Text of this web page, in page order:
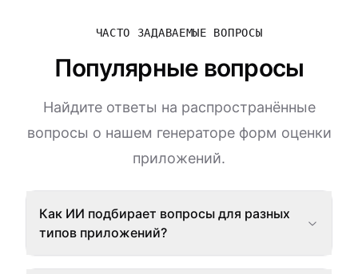
ЧАСТО ЗАДАВАЕМЫЕ ВОПРОСЫ
Популярные вопросы
Найдите ответы на распространённые
вопросы о нашем генераторе форм оценки
приложений.
Как ИИ подбирает вопросы для разных
типов приложений?